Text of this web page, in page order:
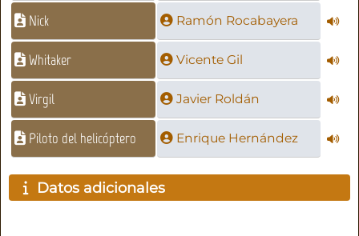
Nick Ramón Rocabayera
Whitaker Vicente Gil
Virgil Javier Roldán
Piloto del helicóptero Enrique Hernández
Datos adicionales